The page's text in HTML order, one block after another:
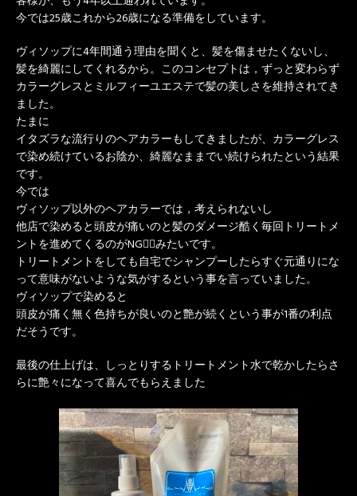
今では25歳これから26歳になる準備をしています。
ヴィソップに4年間通う理由を聞くと、髪を傷ませたくないし、
髪を綺麗にしてくれるから。このコンセプトは，ずっと変わらず
カラーグレスとミルフィーユエステで髪の美しさを維持されてき
ました。
たまに
イタズラな流行りのヘアカラーもしてきましたが、カラーグレス
で染め続けているお陰か、綺麗なままでい続けられたという結果
です。
今では
ヴィソップ以外のヘアカラーでは，考えられないし
他店で染めると頭皮が痛いのと髪のダメージ酷く毎回トリートメ
ントを進めてくるのがNG🙅‍♀️みたいです。
トリートメントをしても自宅でシャンプーしたらすぐ元通りにな
って意味がないような気がするという事を言っていました。
ヴィソップで染めると
頭皮が痛く無く色持ちが良いのと艶が続くという事が1番の利点
だそうです。
最後の仕上げは、しっとりするトリートメント水で乾かしたらさ
らに艶々になって喜んでもらえました